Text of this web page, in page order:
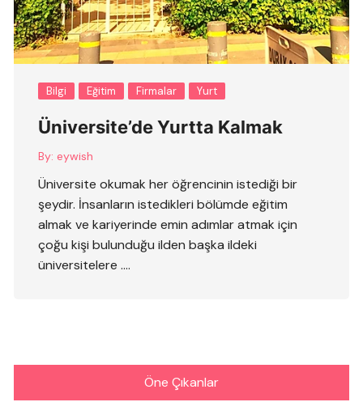
Bilgi Eğitim Firmalar Yurt
Üniversite’de Yurtta Kalmak
By: eywish
Üniversite okumak her öğrencinin istediği bir
şeydir. İnsanların istedikleri bölümde eğitim
almak ve kariyerinde emin adımlar atmak için
çoğu kişi bulunduğu ilden başka ildeki
üniversitelere ….
Öne Çıkanlar